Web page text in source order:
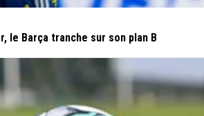
le Barça tranche sur son plan B